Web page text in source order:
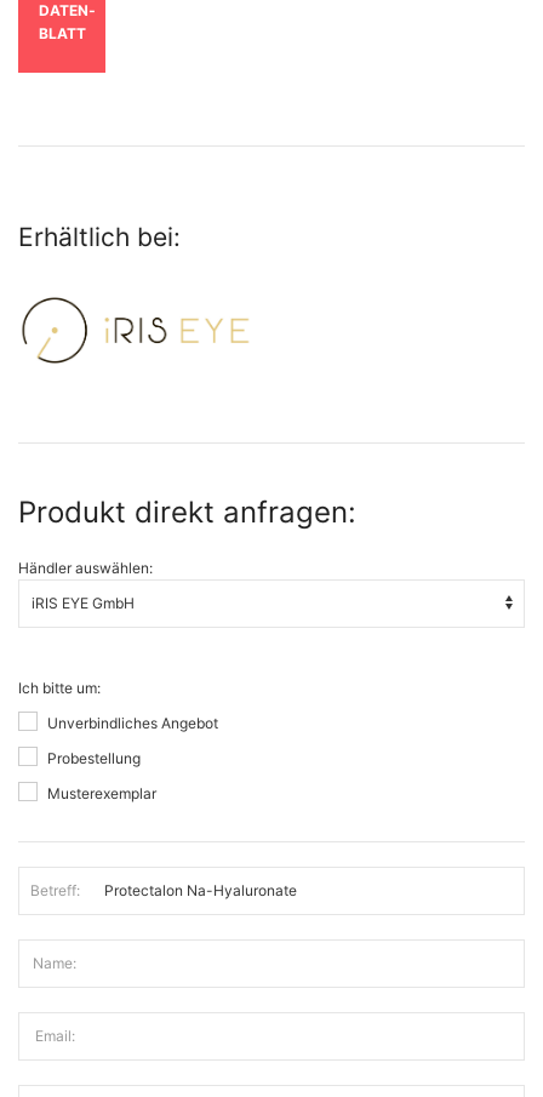
DATEN­
BLATT
Erhältlich bei:
Produkt direkt anfragen:
Händler auswählen:
Ich bitte um:
Unverbindliches Angebot
Probestellung
Musterexemplar
Betreff:
Name:
Email: